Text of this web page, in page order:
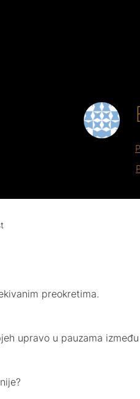
preokretima.
upravo u pauzama